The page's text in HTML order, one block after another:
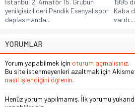
İstanbul 2. Amatör 15. Grubun
yenilgisiz lideri Pendik Esenyalıspor
deplasmanda...
1995
Kaba
vardı....
YORUMLAR
Yorum yapabilmek için oturum açmalısınız.
Bu site istenmeyenleri azaltmak için
nasıl işlendiğini öğrenin.
Henüz yorum yapılmamış. İlk yorumu